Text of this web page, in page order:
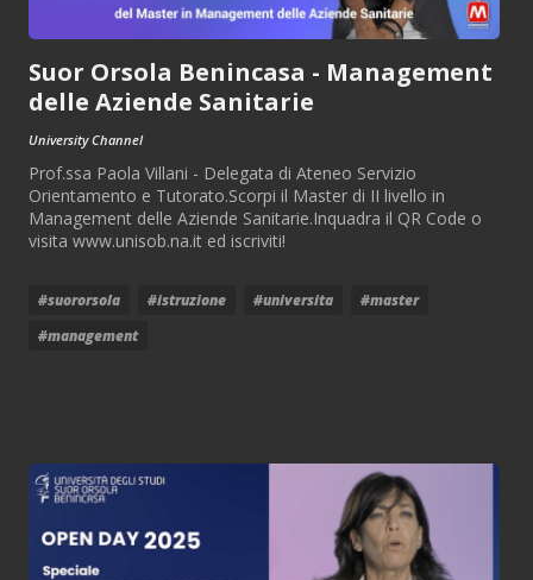
Suor Orsola Benincasa - Management
delle Aziende Sanitarie
University Channel
Prof.ssa Paola Villani - Delegata di Ateneo Servizio
Orientamento e Tutorato.Scorpi il Master di II livello in
Management delle Aziende Sanitarie.Inquadra il QR Code o
visita www.unisob.na.it ed iscriviti!
#suororsola #istruzione #universita
#master
#management